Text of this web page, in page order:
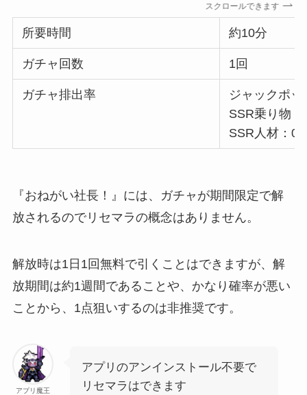
スクロールできます
所要時間 約10分
ガチャ回数 1回
ガチャ排出率
ジャックポ
SSR乗り物：
SSR人材：
『おねがい社長！』には、ガチャが期間限定で解
放されるのでリセマラの概念はありません。
解放時は1日1回無料で引くことはできますが、解
放期間は約1週間であることや、かなり確率が悪い
ことから、1点狙いするのは非推奨です。
アプリ魔王
アプリのアンインストール不要で
リセマラはできます